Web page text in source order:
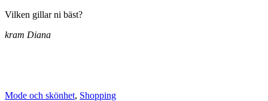
Vilken gillar ni bäst?
kram Diana
Mode och skönhet, Shopping